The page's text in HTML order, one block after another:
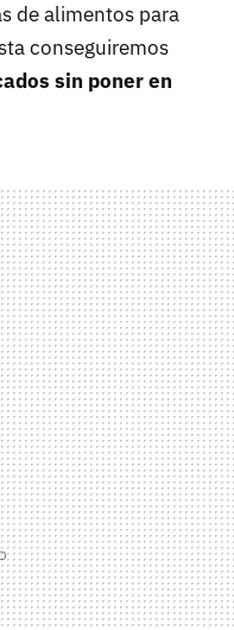
de alimentos para
conseguiremos
sin poner en